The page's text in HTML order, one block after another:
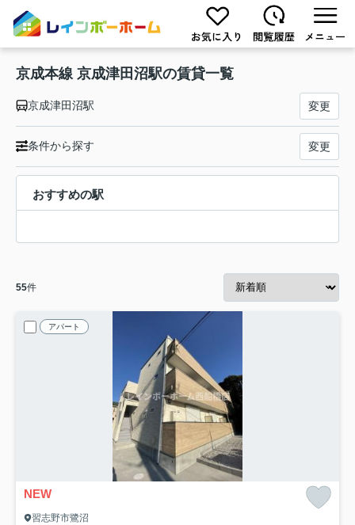
京成本線 京成津田沼駅の賃貸一覧
京成津田沼駅 変更
条件から探す 変更
おすすめの駅
55件
アパート
NEW
習志野市鷺沼